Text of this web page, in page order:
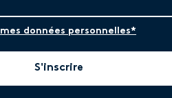
mes données personnelles*
S'inscrire